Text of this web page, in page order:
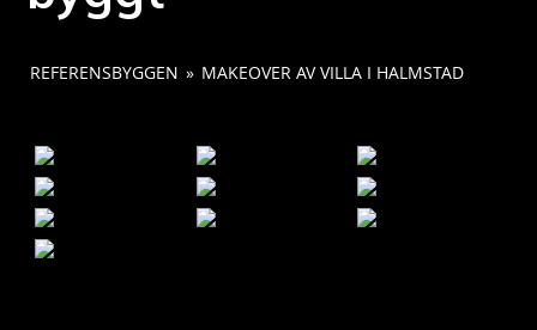
REFERENSBYGGEN » MAKEOVER AV VILLA I HALMSTAD